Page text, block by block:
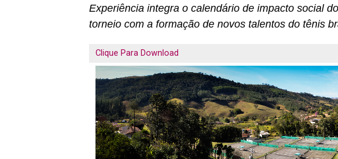
Experiência integra o calendário de impacto social
torneio com a formação de novos talentos do tênis
Clique Para Download